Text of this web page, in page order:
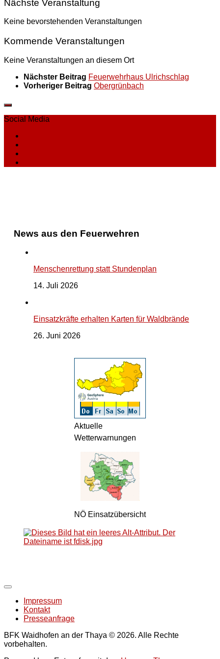
Nächste Veranstaltung
Keine bevorstehenden Veranstaltungen
Kommende Veranstaltungen
Keine Veranstaltungen an diesem Ort
Nächster Beitrag Feuerwehrhaus Ulrichschlag
Vorheriger Beitrag Obergrünbach
Social Media
News aus den Feuerwehren
Menschenrettung statt Stundenplan
14. Juli 2026
Einsatzkräfte erhalten Karten für Waldbrände
26. Juni 2026
Aktuelle
Wetterwarnungen
NÖ Einsatzübersicht
Impressum
Kontakt
Presseanfrage
BFK Waidhofen an der Thaya © 2026. Alle Rechte
vorbehalten.